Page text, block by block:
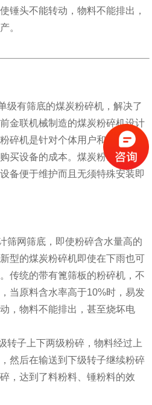
锤头不能转动，物料不能排出，
。
有筛底的煤炭粉碎机，解决了
金联机械制造的煤炭粉碎机设计
碎机是针对个体用户和中小型企
买设备的成本。煤炭粉碎机设备
备便于维护而且无须特殊安装即
网筛底，即使粉碎含水量高的
型的煤炭粉碎机即使在下雨也可
传统的带有篦筛板的粉碎机，不
当原料含水率高于10%时，易发
，物料不能排出，甚至烧坏电
子上下两级粉碎，物料经过上
然后在输送到下级转子继续粉碎
，达到了料粉料、锤粉料的效